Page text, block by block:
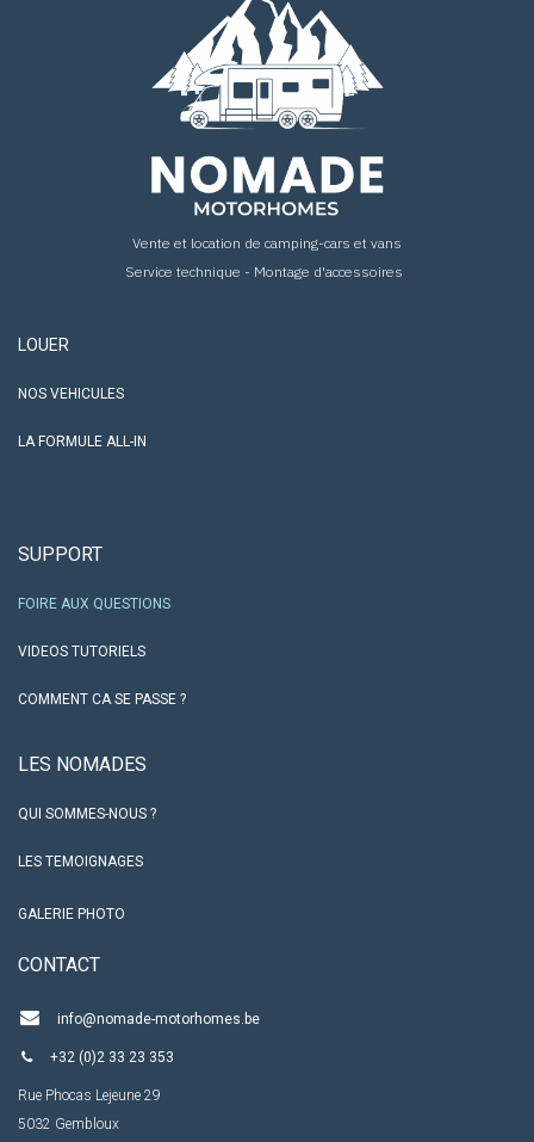
Vente et location de camping-cars et vans
Service technique - Montage d'accessoires
LOUER
NOS VEHICULES
LA FORMULE ALL-IN
SUPPORT
FOIRE AUX QUESTIONS
VIDEOS TUTORIELS
COMMENT CA SE PASSE ?
LES NO​MADES
QUI SOMMES-NOUS ?
LES TEMOIGNAGES
GALERIE PHOTO
CO​NTACT
info@nomade-motorhomes.be
+32 (0)2 33 23 353
Rue Phocas Lejeune 29
5032 Gembloux